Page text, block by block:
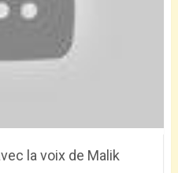
la voix de Malik